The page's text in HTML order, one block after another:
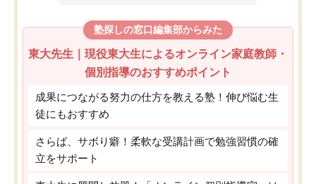
塾探しの窓口編集部からみた
東大先生｜現役東大生によるオンライン家庭教師・
個別指導のおすすめポイント
成果につながる努力の仕方を教える塾！伸び悩む生
徒にもおすすめ
さらば、サボり癖！柔軟な受講計画で勉強習慣の確
立をサポート